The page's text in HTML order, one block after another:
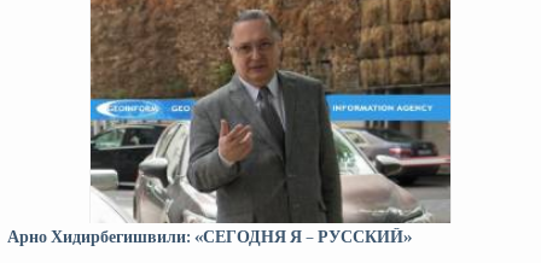
Арно Хидирбегишвили: «СЕГОДНЯ Я – РУССКИЙ»